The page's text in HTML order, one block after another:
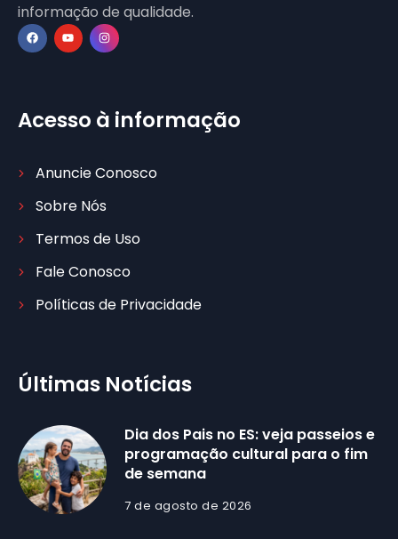
informação de qualidade.
Acesso à informação
Anuncie Conosco
Sobre Nós
Termos de Uso
Fale Conosco
Políticas de Privacidade
Últimas Notícias
Dia dos Pais no ES: veja passeios e
programação cultural para o fim
de semana
7 de agosto de 2026